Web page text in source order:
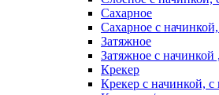
Сахарное
Сахарное с
Затяжное
Затяжное с начинкой
Крекер
Крекер с начинкой, с